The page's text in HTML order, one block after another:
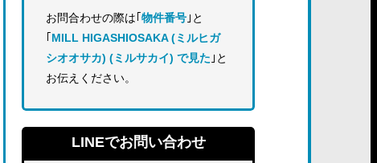
お問合わせの際は｢ 物件番号 ｣と
MILL HIGASHIOSAKA (ミルヒガ
シオオサカ) (ミルサカイ) で見た ｣と
お伝えください。
LINEでお問い合わせ